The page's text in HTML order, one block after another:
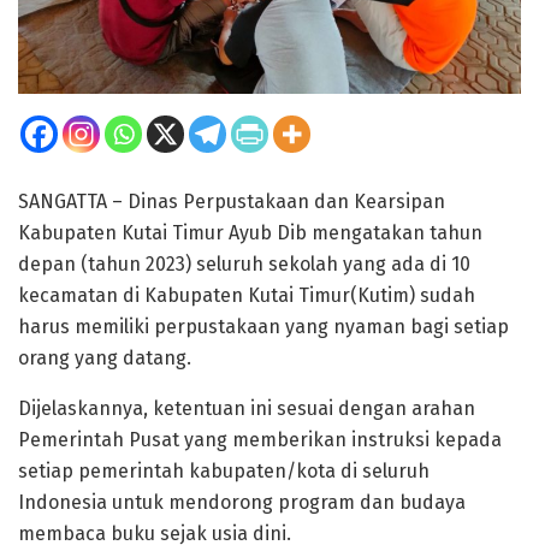
SANGATTA – Dinas Perpustakaan dan Kearsipan
Kabupaten Kutai Timur Ayub Dib mengatakan tahun
depan (tahun 2023) seluruh sekolah yang ada di 10
kecamatan di Kabupaten Kutai Timur(Kutim) sudah
harus memiliki perpustakaan yang nyaman bagi setiap
orang yang datang.
Dijelaskannya, ketentuan ini sesuai dengan arahan
Pemerintah Pusat yang memberikan instruksi kepada
setiap pemerintah kabupaten/kota di seluruh
Indonesia untuk mendorong program dan budaya
membaca buku sejak usia dini.